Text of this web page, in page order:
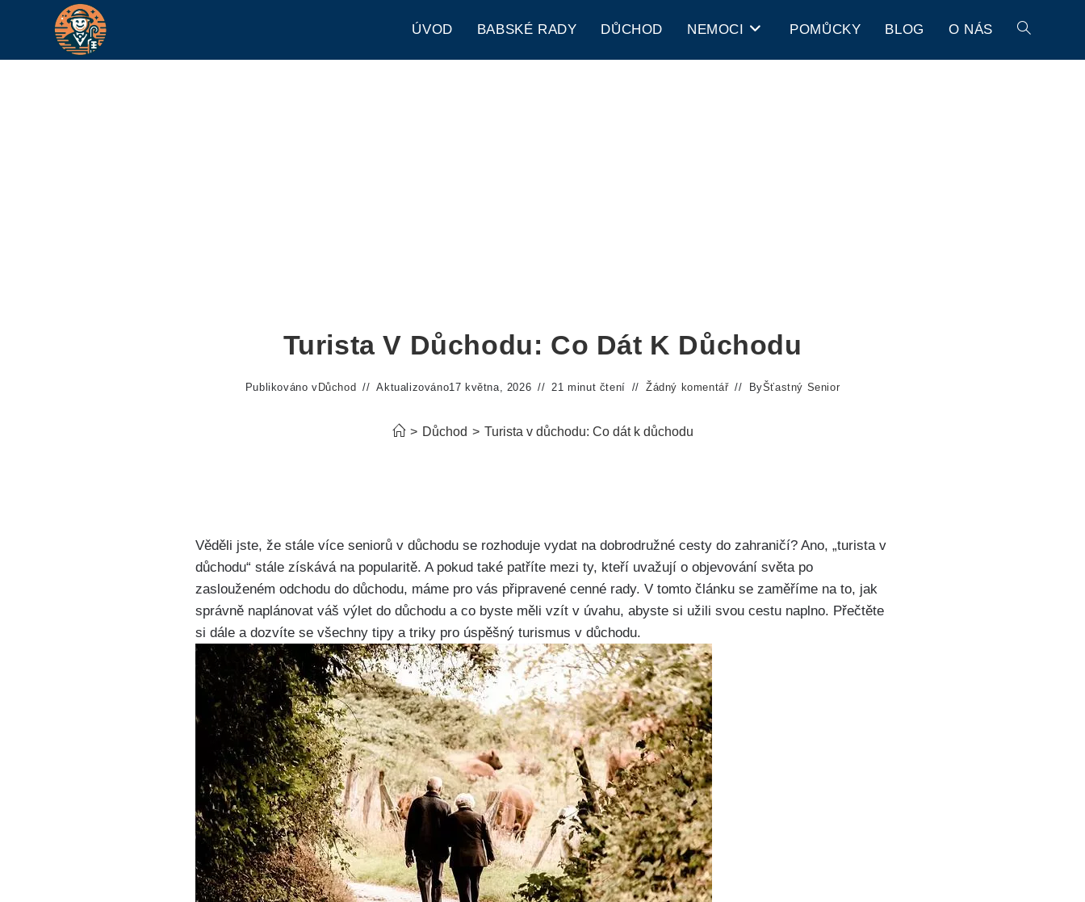
ÚVOD BABSKÉ RADY DŮCHOD NEMOCI POMŮCKY BLOG O NÁS
Turista V Důchodu: Co Dát K Důchodu
Publikováno v Důchod Aktualizováno17 května, 2026 21 minut čtení Žádný komentář ByŠťastný Senior
> Důchod > Turista v důchodu: Co dát k důchodu
Věděli jste, že stále více seniorů v důchodu se rozhoduje vydat na dobrodružné cesty do zahraničí? Ano, „turista v
důchodu“ stále získává na popularitě. A pokud také patříte mezi ty, kteří uvažují o objevování světa po
zaslouženém odchodu do důchodu, máme pro vás připravené cenné rady. V tomto článku se zaměříme na to, jak
správně naplánovat váš výlet do důchodu a co byste měli vzít v úvahu, abyste si užili svou cestu naplno. Přečtěte
si dále a dozvíte se všechny tipy a triky pro úspěšný turismus v důchodu.